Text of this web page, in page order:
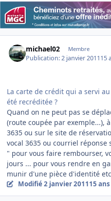
michael02 Membre
Publication:2 janvier 201115
La carte de crédit qui a servi
été recréditée ?
Quand on ne peut pas se
(route coupée par exemple...),
3635 ou sur le site de
vocal 3635 ou courriel
" pour vous faire rembourser,
jours ... pour vous rendre en
munir d'une pièce d'identité
Modifié2 janvier 201115 ans